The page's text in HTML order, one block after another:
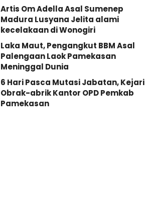
Artis Om Adella Asal Sumenep
Madura Lusyana Jelita alami
kecelakaan di Wonogiri
Laka Maut, Pengangkut BBM Asal
Palengaan Laok Pamekasan
Meninggal Dunia
6 Hari Pasca Mutasi Jabatan, Kejari
Obrak-abrik Kantor OPD Pemkab
Pamekasan